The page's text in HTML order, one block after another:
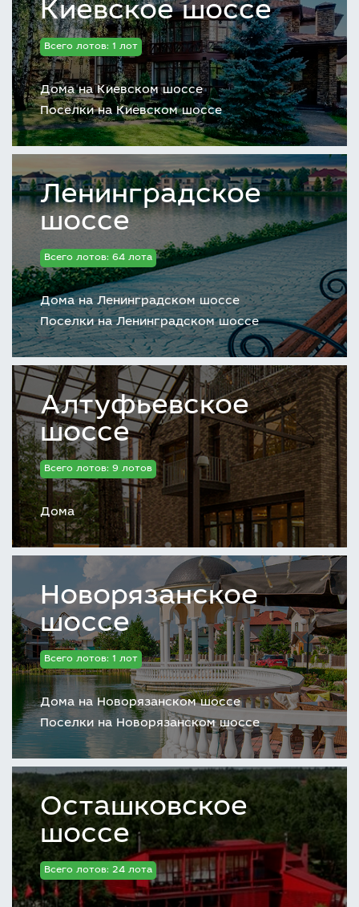
Киевское шоссе
Всего лотов: 1 лот
Дома на Киевском шоссе
Поселки на Киевском шоссе
Ленинградское
шоссе
Всего лотов: 64 лота
Дома на Ленинградском шоссе
Поселки на Ленинградском шоссе
Алтуфьевское
шоссе
Всего лотов: 9 лотов
Дома
Новорязанское
шоссе
Всего лотов: 1 лот
Дома на Новорязанском шоссе
Поселки на Новорязанском шоссе
Осташковское
шоссе
Всего лотов: 24 лота